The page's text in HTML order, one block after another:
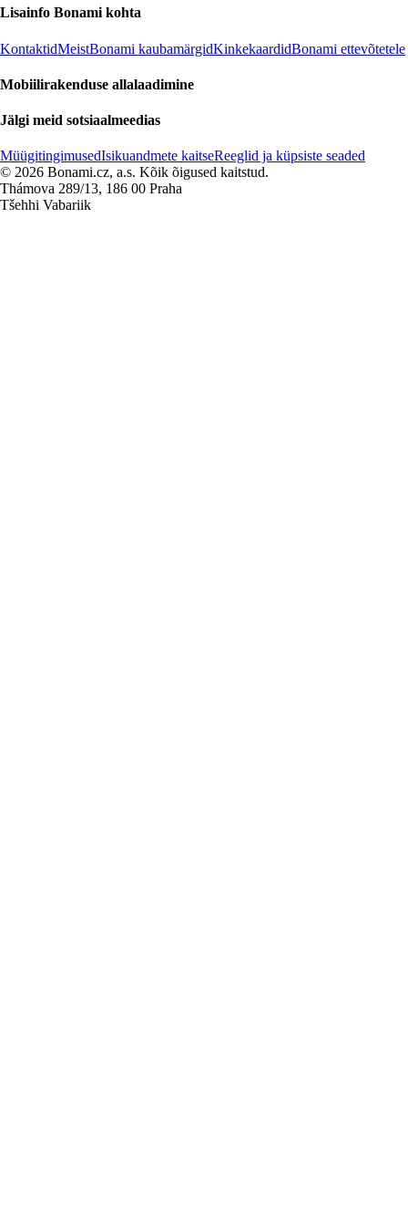
Lisainfo Bonami kohta
KontaktidMeistBonami kaubamärgidKinkekaardidBonami ettevõtetele
Mobiilirakenduse allalaadimine
Jälgi meid sotsiaalmeedias
MüügitingimusedIsikuandmete kaitseReeglid ja küpsiste seaded
© 2026 Bonami.cz, a.s. Kõik õigused kaitstud.
Thámova 289/13, 186 00 Praha
Tšehhi Vabariik